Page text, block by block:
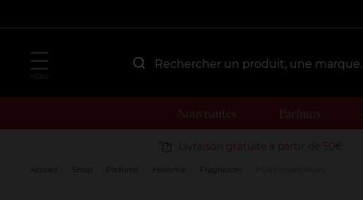
Nouveautés Parfums
Livraison gratuite à partir de 50€
Accueil Shop Parfums Homme Fragrances